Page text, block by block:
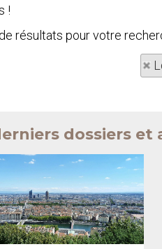
!
résultats pour votre
dossiers et